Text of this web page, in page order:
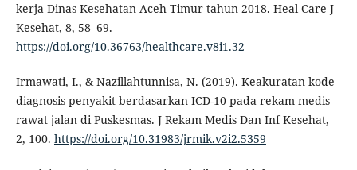
kerja Dinas Kesehatan Aceh Timur tahun 2018. Heal Care J
Kesehat, 8, 58–69.
https://doi.org/10.36763/healthcare.v8i1.32
Irmawati, I., & Nazillahtunnisa, N. (2019). Keakuratan kode
diagnosis penyakit berdasarkan ICD-10 pada rekam medis
rawat jalan di Puskesmas. J Rekam Medis Dan Inf Kesehat,
2, 100. https://doi.org/10.31983/jrmik.v2i2.5359